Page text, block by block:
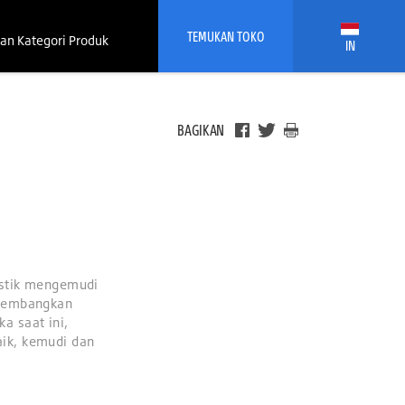
Kategori Produk TEMUKAN TOKO IN
BAGIKAN
mengemudi
saat ini,
kemudi dan